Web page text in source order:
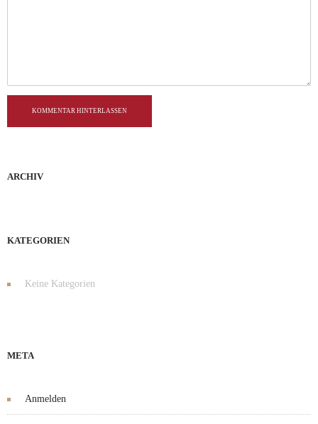
KOMMENTAR HINTERLASSEN
ARCHIV
KATEGORIEN
Keine Kategorien
META
Anmelden